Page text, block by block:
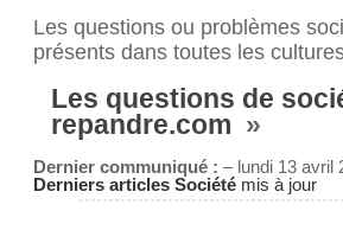
Les questions ou problèmes
présents dans toutes les
Les questions de
repandre.com »
Dernier communiqué : – lundi 13 avril
Derniers articles Société mis à jour